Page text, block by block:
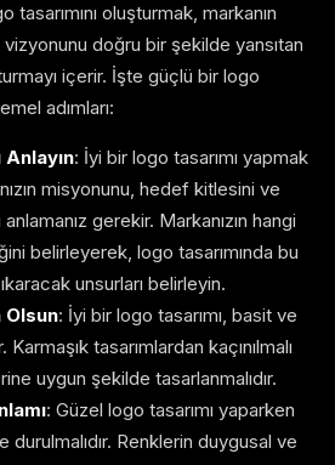
tasarımını oluşturmak, markanın
doğru bir şekilde yansıtan
içerir. İşte güçlü bir logo
adımları:
Anlayın: İyi bir logo tasarımı yapmak
misyonunu, hedef kitlesini ve
gerekir. Markanızın hangi
belirleyerek, logo tasarımında bu
unsurları belirleyin.
Olsun: İyi bir logo tasarımı, basit ve
Karmaşık tasarımlardan kaçınılmalı
uygun şekilde tasarlanmalıdır.
: Güzel logo tasarımı yaparken
Renklerin duygusal ve